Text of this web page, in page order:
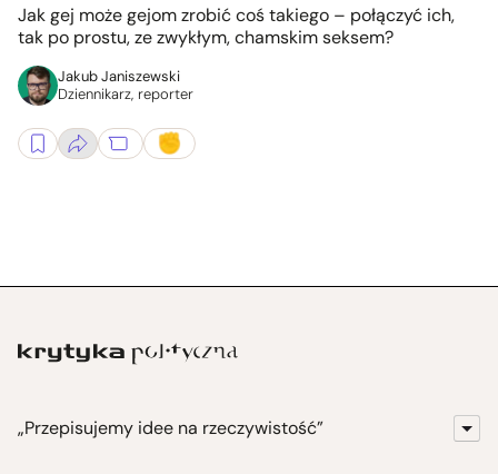
Jak gej może gejom zrobić coś takiego – połączyć ich,
tak po prostu, ze zwykłym, chamskim seksem?
Jakub Janiszewski
Dziennikarz, reporter
„Przepisujemy idee na rzeczywistość”